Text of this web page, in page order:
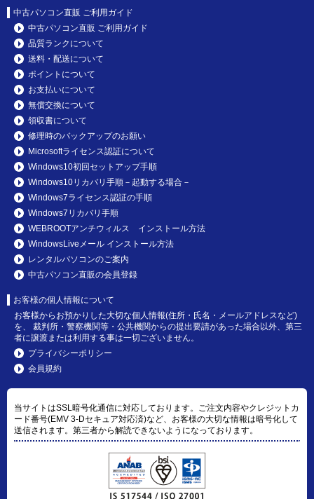
中古パソコン直販 ご利用ガイド
中古パソコン直販 ご利用ガイド
品質ランクについて
送料・配送について
ポイントについて
お支払いについて
無償交換について
領収書について
修理時のバックアップのお願い
Microsoftライセンス認証について
Windows10初回セットアップ手順
Windows10リカバリ手順－起動する場合－
Windows7ライセンス認証の手順
Windows7リカバリ手順
WEBROOTアンチウィルス インストール方法
WindowsLiveメール インストール方法
レンタルパソコンのご案内
中古パソコン直販の会員登録
お客様の個人情報について
お客様からお預かりした大切な個人情報(住所・氏名・メールアドレスなど)
を、 裁判所・警察機関等・公共機関からの提出要請があった場合以外、第三
者に譲渡または利用する事は一切ございません。
プライバシーポリシー
会員規約
当サイトはSSL暗号化通信に対応しております。ご注文内容やクレジットカ
ード番号(EMV 3-Dセキュア対応済)など、お客様の大切な情報は暗号化して
送信されます。第三者から解読できないようになっております。